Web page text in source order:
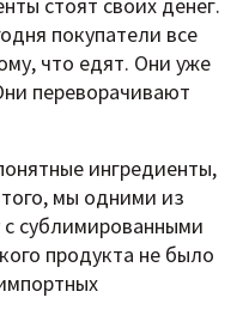
стоят своих денег.
покупатели все
что едят. Они уже
переворачивают
ингредиенты,
мы одними из
сублимированными
продукта не было